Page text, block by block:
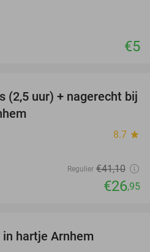
€5
34%
(2,5 uur) + nagerecht bij
8.7 star
Regulier €41,10
€26,95
hartje Arnhem